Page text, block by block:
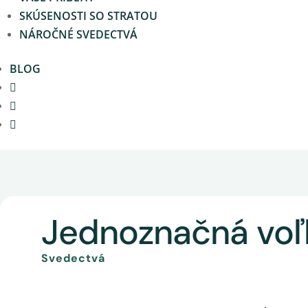
SKÚSENOSTI SO STRATOU
NÁROČNÉ SVEDECTVÁ
BLOG
Jednoznačná
Svedectvá